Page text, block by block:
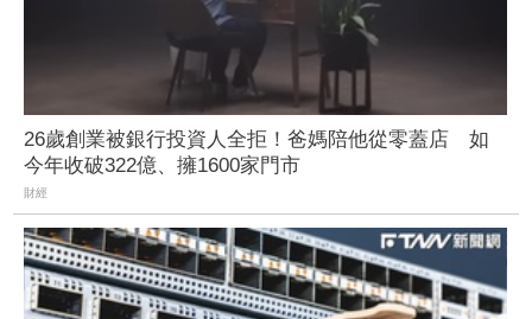
26歲創業被銀行投資人全拒！爸媽陪他從零蓋店 如
今年收破322億、擁1600家門市
財經